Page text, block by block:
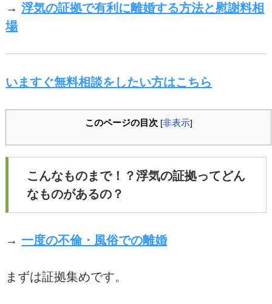
→浮気の証拠で有利に離婚する方法と慰謝料相
場
いますぐ無料相談をしたい方はこちら
このページの目次 [非表示]
こんなものまで！？浮気の証拠ってどん
なものがあるの？
→ 一度の不倫・風俗での離婚
まずは証拠集めです。